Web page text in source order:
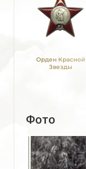
Орден Красной
Звезды
Фото